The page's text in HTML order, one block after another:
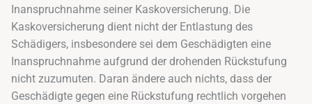
Inanspruchnahme seiner Kaskoversicherung. Die
Kaskoversicherung dient nicht der Entlastung des
Schädigers, insbesondere sei dem Geschädigten eine
Inanspruchnahme aufgrund der drohenden Rückstufung
nicht zuzumuten. Daran ändere auch nichts, dass der
Geschädigte gegen eine Rückstufung rechtlich vorgehen